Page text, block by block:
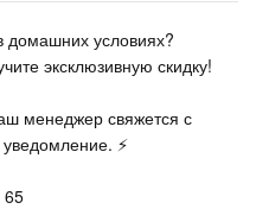
домашних условиях?
эксклюзивную скидку!
менеджер свяжется с
⚡
65